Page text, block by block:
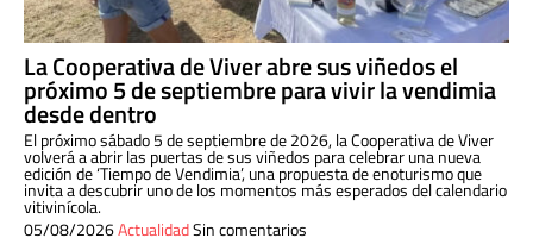
La Cooperativa de Viver abre sus viñedos el
próximo 5 de septiembre para vivir la vendimia
desde dentro
El próximo sábado 5 de septiembre de 2026, la Cooperativa de Viver
volverá a abrir las puertas de sus viñedos para celebrar una nueva
edición de ‘Tiempo de Vendimia’, una propuesta de enoturismo que
invita a descubrir uno de los momentos más esperados del calendario
vitivinícola.
05/08/2026ActualidadSin comentarios